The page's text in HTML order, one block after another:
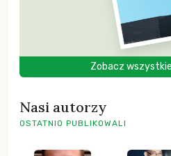
Zobacz
Nasi autorzy
OSTATNIO PUBLIKOWALI